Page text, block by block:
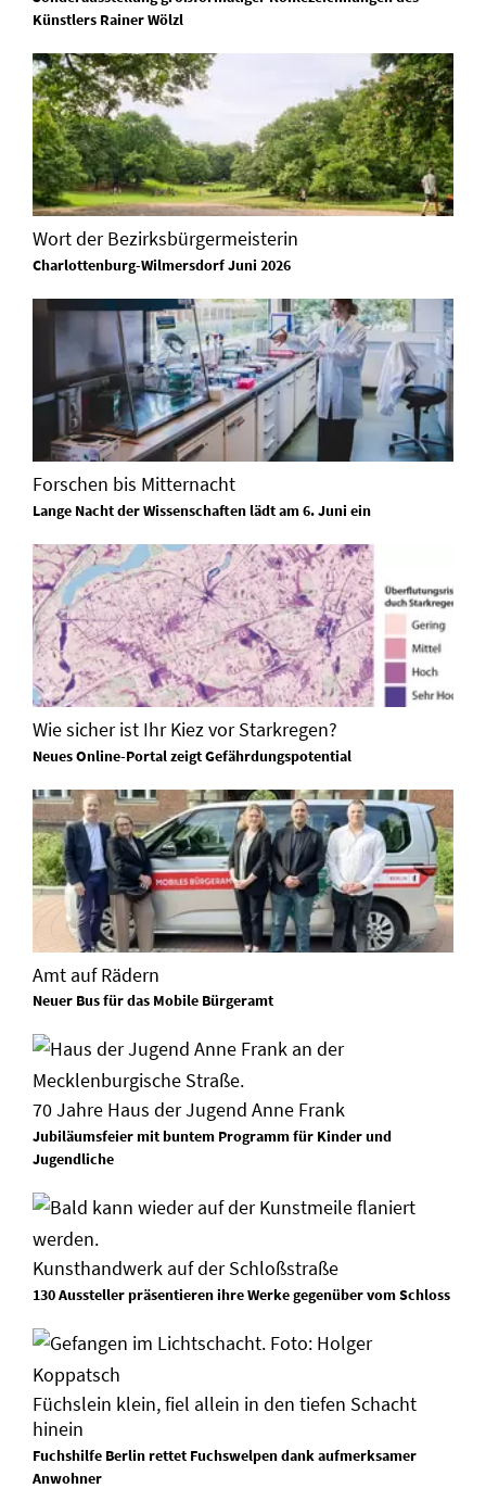
Künstlers Rainer Wölzl
Wort der Bezirksbürgermeisterin
Charlottenburg-Wilmersdorf Juni 2026
Forschen bis Mitternacht
Lange Nacht der Wissenschaften lädt am 6. Juni ein
Wie sicher ist Ihr Kiez vor Starkregen?
Neues Online-Portal zeigt Gefährdungspotential
Amt auf Rädern
Neuer Bus für das Mobile Bürgeramt
70 Jahre Haus der Jugend Anne Frank
Jubiläumsfeier mit buntem Programm für Kinder und
Jugendliche
Kunsthandwerk auf der Schloßstraße
130 Aussteller präsentieren ihre Werke gegenüber vom Schloss
Füchslein klein, fiel allein in den tiefen Schacht
hinein
Fuchshilfe Berlin rettet Fuchswelpen dank aufmerksamer
Anwohner